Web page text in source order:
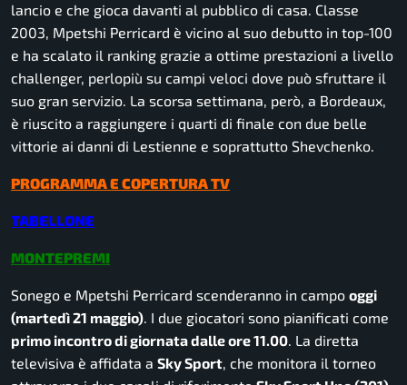
lancio e che gioca davanti al pubblico di casa. Classe
2003, Mpetshi Perricard è vicino al suo debutto in top-100
e ha scalato il ranking grazie a ottime prestazioni a livello
challenger, perlopiù su campi veloci dove può sfruttare il
suo gran servizio. La scorsa settimana, però, a Bordeaux,
è riuscito a raggiungere i quarti di finale con due belle
vittorie ai danni di Lestienne e soprattutto Shevchenko.
PROGRAMMA E COPERTURA TV
TABELLONE
MONTEPREMI
Sonego e Mpetshi Perricard scenderanno in campo oggi
(martedì 21 maggio). I due giocatori sono pianificati come
primo incontro di giornata dalle ore 11.00. La diretta
televisiva è affidata a Sky Sport, che monitora il torneo